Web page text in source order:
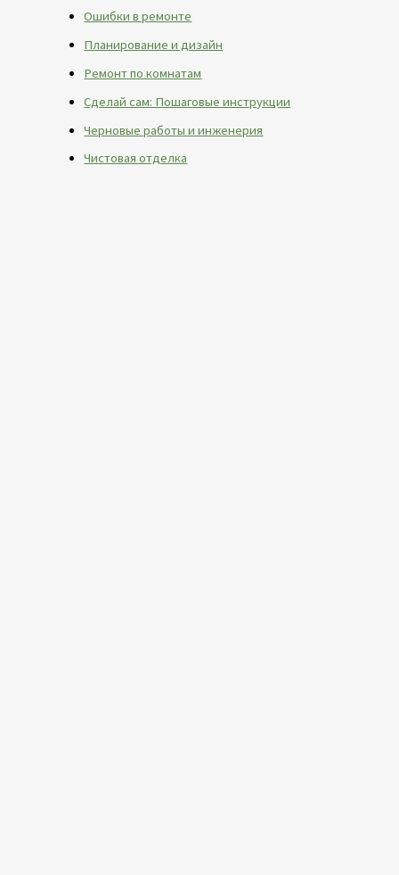
Ошибки в ремонте
Планирование и дизайн
Ремонт по комнатам
Сделай сам: Пошаговые инструкции
Черновые работы и инженерия
Чистовая отделка